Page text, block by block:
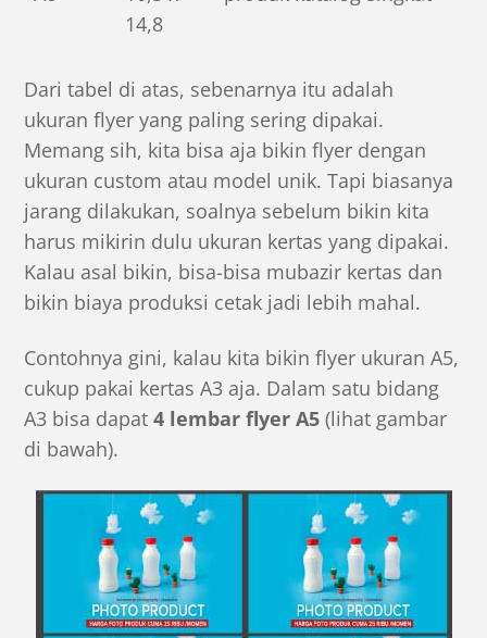
14,8
Dari tabel di atas, sebenarnya itu adalah
ukuran flyer yang paling sering dipakai.
Memang sih, kita bisa aja bikin flyer dengan
ukuran custom atau model unik. Tapi biasanya
jarang dilakukan, soalnya sebelum bikin kita
harus mikirin dulu ukuran kertas yang dipakai.
Kalau asal bikin, bisa-bisa mubazir kertas dan
bikin biaya produksi cetak jadi lebih mahal.
Contohnya gini, kalau kita bikin flyer ukuranA5,
cukup pakai kertasA3 aja. Dalam satu bidang
A3 bisa dapat4 lembar flyer A5 (lihat gambar
di bawah).